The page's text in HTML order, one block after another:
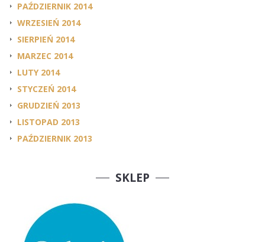
PAŹDZIERNIK 2014
WRZESIEŃ 2014
SIERPIEŃ 2014
MARZEC 2014
LUTY 2014
STYCZEŃ 2014
GRUDZIEŃ 2013
LISTOPAD 2013
PAŹDZIERNIK 2013
SKLEP